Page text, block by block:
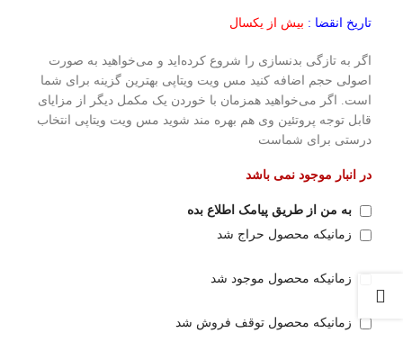
تاریخ انقضا : بیش از یکسال
اگر به تازگی بدنسازی را شروع کرده‌اید و می‌خواهید به صورت
اصولی حجم اضافه کنید مس ویت ویتاپی بهترین گزینه برای شما
است. اگر می‌خواهید همزمان با خوردن یک مکمل دیگر از مزایای
قابل توجه پروتئین وی هم بهره مند شوید مس ویت ویتاپی انتخاب
درستی برای شماست
در انبار موجود نمی باشد
به من از طریق پیامک اطلاع بده
زمانیکه محصول حراج شد
زمانیکه محصول موجود شد
زمانیکه محصول توقف فروش شد